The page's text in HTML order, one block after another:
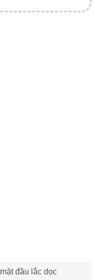
mặt đầu lắc dọc